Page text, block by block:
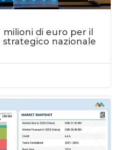
milioni di euro per il
nazionale